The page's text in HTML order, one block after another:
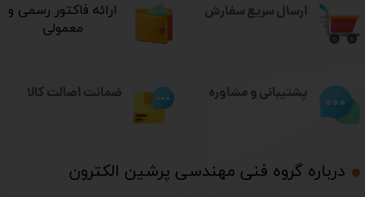
ارسال سریع سفارش
درباره گروه فنی مهندسی پرشین الکترون​​​​​​​
​ارائه فاکتور رسمی و
معمولی
پشتیبانی و مشاوره ضمانت اصالت کالا